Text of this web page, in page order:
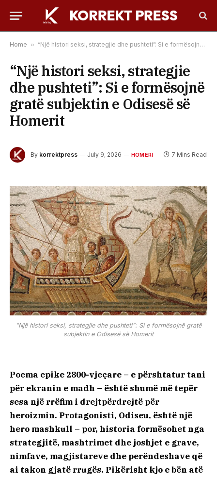
Home » “Një histori seksi, strategjie dhe pushteti”: Si e formësojnë gratë subjektin e Odisesë së Homerit
“Një histori seksi, strategjie
dhe pushteti”: Si e formësojnë
gratë subjektin e Odisesë së
Homerit
By korrektpress July 9, 2026 HOMERI 7 Mins Read
"Një histori seksi, strategjie dhe pushteti": Si e formësojnë gratë
subjektin e Odisesë së Homerit
Poema epike 2800-vjeçare – e përshtatur tani
për ekranin e madh – është shumë më tepër
sesa një rrëfim i drejtpërdrejtë për
heroizmin. Protagonisti, Odiseu, është një
hero mashkull – por, historia formësohet nga
strategjitë, mashtrimet dhe joshjet e grave,
nimfave, magjistareve dhe perëndeshave që
ai takon gjatë rrugës. Pikërisht kjo e bën atë